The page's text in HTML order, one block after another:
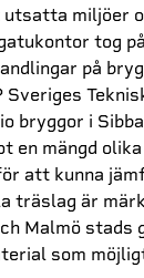
miljöer
tog
på
Sveriges
bryggor i
en mängd
att kunna
träslag är
Malmö
som